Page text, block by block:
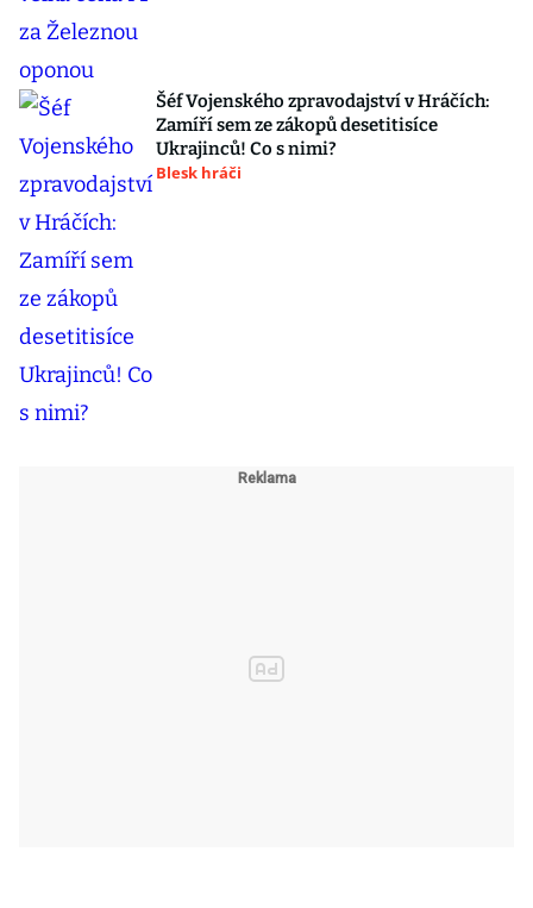
Šéf Vojenského zpravodajství v Hráčích:
Zamíří sem ze zákopů desetitisíce
Ukrajinců! Co s nimi?
Blesk hráči